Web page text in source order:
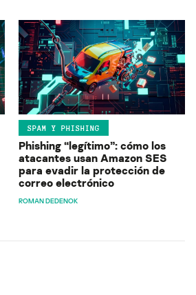
SPAM Y PHISHING
Phishing “legítimo”: cómo los
atacantes usan Amazon SES
para evadir la protección de
correo electrónico
ROMAN DEDENOK